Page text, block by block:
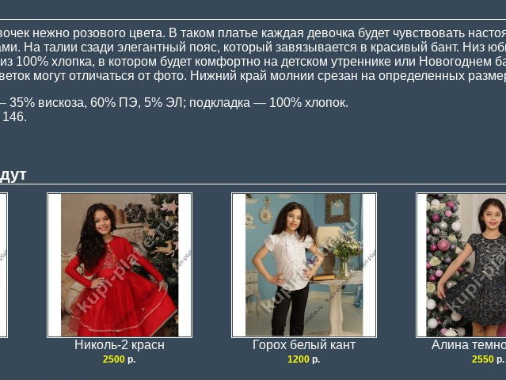
нежно розового цвета. В таком платье каждая девочка будет чувствовать
На талии сзади элегантный пояс, который завязывается в красивый бант. Низ
100% хлопка, в котором будет комфортно на детском утреннике или Новогоднем
могут отличаться от фото. Нижний край молнии срезан на определенных
35% вискоза, 60% ПЭ, 5% ЭЛ; подкладка — 100% хлопок.
Николь-2 красн Горох белый кант Алина
2500 р. 1200 р. 2550 р.